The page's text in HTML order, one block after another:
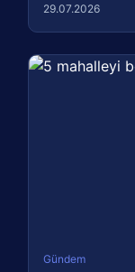
29.07.2026
Gündem